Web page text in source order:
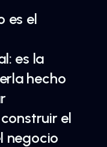
es el
es la
hecho
el
negocio